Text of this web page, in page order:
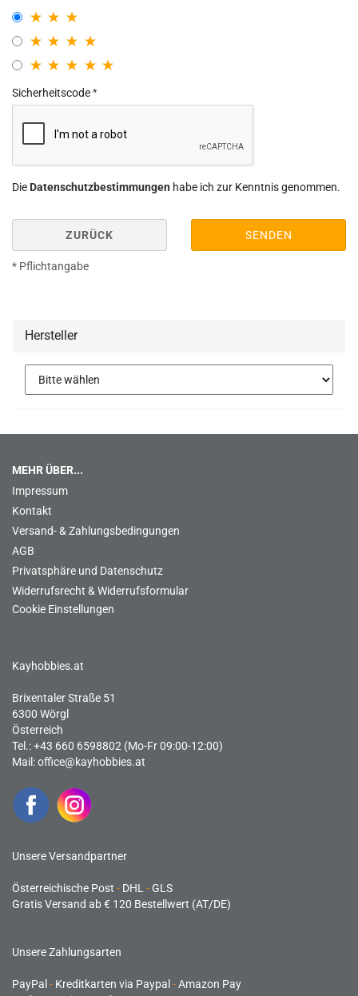
Sicherheitscode
Die Datenschutzbestimmungen habe ich zur Kenntnis genommen.
ZURÜCK SENDEN
* Pflichtangabe
Hersteller
MEHR ÜBER...
Impressum
Kontakt
Versand- & Zahlungsbedingungen
AGB
Privatsphäre und Datenschutz
Widerrufsrecht & Widerrufsformular
Cookie Einstellungen
Kayhobbies.at
Brixentaler Straße 51
6300 Wörgl
Österreich
Tel.: +43 660 6598802 (Mo-Fr 09:00-12:00)
Mail:office@kayhobbies.at
Unsere Versandpartner
Österreichische Post - DHL -GLS
Gratis Versand ab € 120 Bestellwert (AT/DE)
Unsere Zahlungsarten
PayPal - Kreditkarten via Paypal -Amazon Pay